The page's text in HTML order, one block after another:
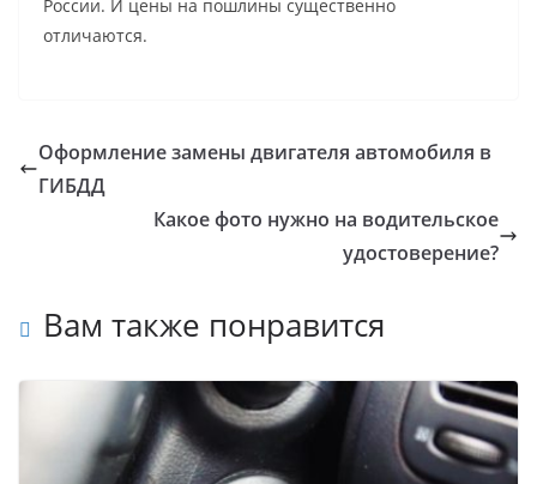
России. И цены на пошлины существенно
отличаются.
Оформление замены двигателя автомобиля в
ГИБДД
Какое фото нужно на водительское
удостоверение?
Вам также понравится